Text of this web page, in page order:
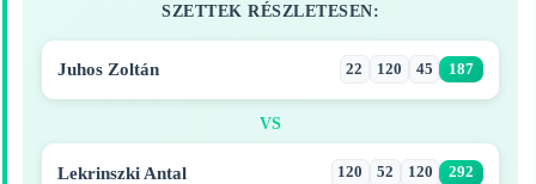
SZETTEK RÉSZLETESEN:
Juhos Zoltán 22 120 45 187
VS
Lekrinszki Antal 120 52 120 292